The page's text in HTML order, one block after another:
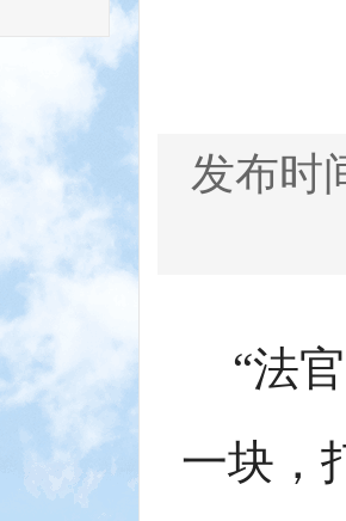
发布时
“法
一块，